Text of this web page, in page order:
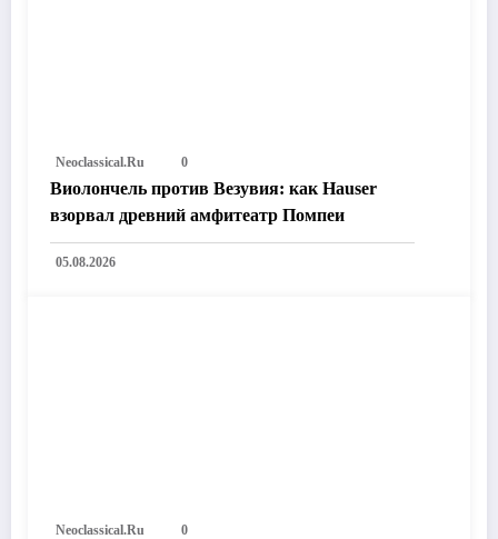
Neoclassical.ru 0
Виолончель против Везувия: как Hauser
взорвал древний амфитеатр Помпеи
05.08.2026
Neoclassical.ru 0